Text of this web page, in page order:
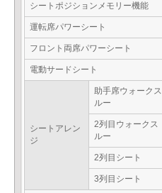
シートポジションメモリー機能
運転席パワーシート
フロント両席パワーシート
電動サードシート
シートアレン
ジ
助手席ウォークス
ルー
2列目ウォークス
ルー
2列目シート
3列目シート